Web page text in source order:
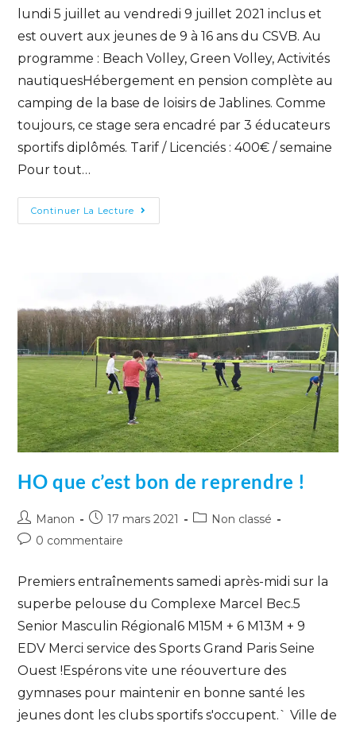
lundi 5 juillet au vendredi 9 juillet 2021 inclus et
est ouvert aux jeunes de 9 à 16 ans du CSVB. Au
programme : Beach Volley, Green Volley, Activités
nautiquesHébergement en pension complète au
camping de la base de loisirs de Jablines. Comme
toujours, ce stage sera encadré par 3 éducateurs
sportifs diplômés. Tarif / Licenciés : 400€ / semaine
Pour tout…
Continuer La Lecture
HO que c’est bon de reprendre !
Manon 17 mars 2021
Non classé
0 commentaire
Premiers entraînements samedi après-midi sur la
superbe pelouse du Complexe Marcel Bec.5
Senior Masculin Régional6 M15M + 6 M13M + 9
EDV Merci service des Sports Grand Paris Seine
Ouest !Espérons vite une réouverture des
gymnases pour maintenir en bonne santé les
jeunes dont les clubs sportifs s'occupent.` Ville de